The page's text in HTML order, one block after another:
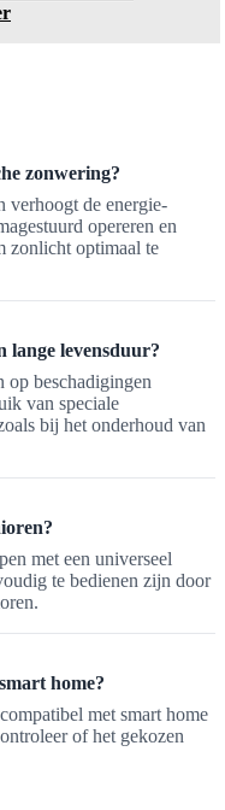
zonwering?
verhoogt de energie-
opereren en
zonlicht optimaal te
lange levensduur?
op beschadigingen
van speciale
bij het onderhoud van
met een universeel
te bedienen zijn door
home?
met smart home
of het gekozen